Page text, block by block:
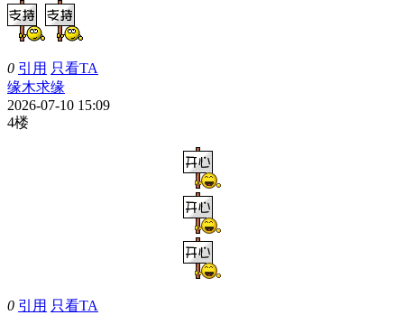
0 引用 只看TA
缘木求缘
2026-07-10 15:09
4楼
0 引用 只看TA